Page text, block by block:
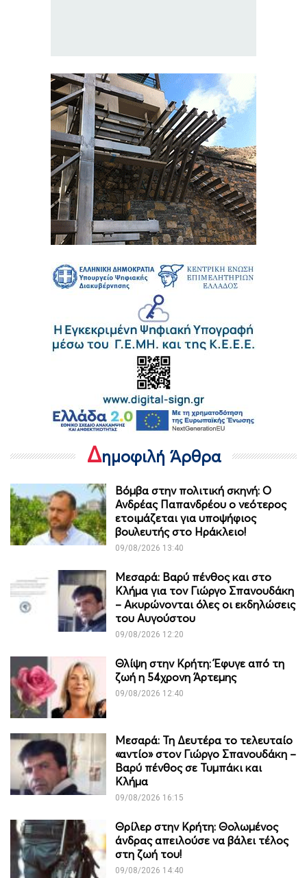
Δημοφιλή Άρθρα
Βόμβα στην πολιτική σκηνή: Ο
Ανδρέας Παπανδρέου ο νεότερος
ετοιμάζεται για υποψήφιος
βουλευτής στο Ηράκλειο!
09/08/2026 13:40
Μεσαρά: Βαρύ πένθος και στο
Κλήμα για τον Γιώργο Σπανουδάκη
– Ακυρώνονται όλες οι εκδηλώσεις
του Αυγούστου
09/08/2026 12:20
Θλίψη στην Κρήτη: Έφυγε από τη
ζωή η 54χρονη Άρτεμης
09/08/2026 12:40
Μεσαρά: Τη Δευτέρα το τελευταίο
«αντίο» στον Γιώργο Σπανουδάκη –
Βαρύ πένθος σε Τυμπάκι και
Κλήμα
09/08/2026 16:15
Θρίλερ στην Κρήτη: Θολωμένος
άνδρας απειλούσε να βάλει τέλος
στη ζωή του!
09/08/2026 14:40